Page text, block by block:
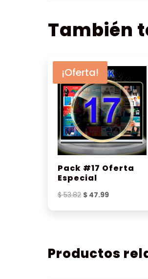
También
¡Oferta!
Pack #17 Oferta
Especial
$53.82 El
$ 47.99El
Productos